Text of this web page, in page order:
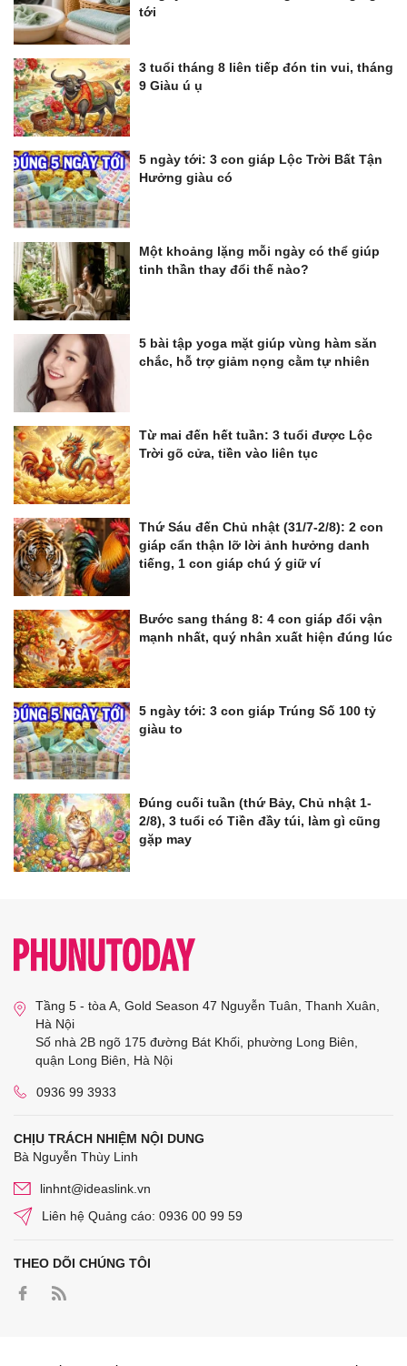
tới
3 tuổi tháng 8 liên tiếp đón tin vui, tháng
9 Giàu ú ụ
5 ngày tới: 3 con giáp Lộc Trời Bất Tận
Hưởng giàu có
Một khoảng lặng mỗi ngày có thể giúp
tinh thần thay đổi thế nào?
5 bài tập yoga mặt giúp vùng hàm săn
chắc, hỗ trợ giảm nọng cằm tự nhiên
Từ mai đến hết tuần: 3 tuổi được Lộc
Trời gõ cửa, tiền vào liên tục
Thứ Sáu đến Chủ nhật (31/7-2/8): 2 con
giáp cẩn thận lỡ lời ảnh hưởng danh
tiếng, 1 con giáp chú ý giữ ví
Bước sang tháng 8: 4 con giáp đổi vận
mạnh nhất, quý nhân xuất hiện đúng lúc
5 ngày tới: 3 con giáp Trúng Số 100 tỷ
giàu to
Đúng cuối tuần (thứ Bảy, Chủ nhật 1-
2/8), 3 tuổi có Tiền đầy túi, làm gì cũng
gặp may
Tầng 5 - tòa A, Gold Season 47 Nguyễn Tuân, Thanh Xuân,
Hà Nội
Số nhà 2B ngõ 175 đường Bát Khối, phường Long Biên,
quận Long Biên, Hà Nội
0936 99 3933
CHỊU TRÁCH NHIỆM NỘI DUNG
Bà Nguyễn Thùy Linh
linhnt@ideaslink.vn
Liên hệ Quảng cáo: 0936 00 99 59
THEO DÕI CHÚNG TÔI